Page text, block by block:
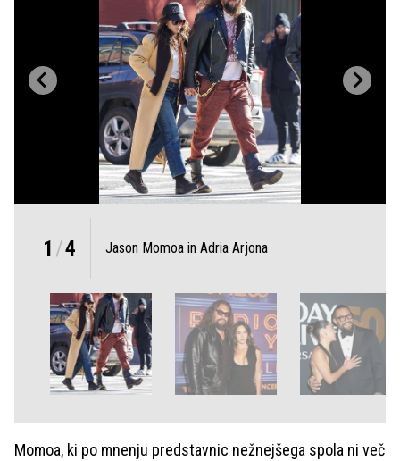
1 /4 Jason Momoa in Adria Arjona
Momoa, ki po mnenju predstavnic nežnejšega spola ni več